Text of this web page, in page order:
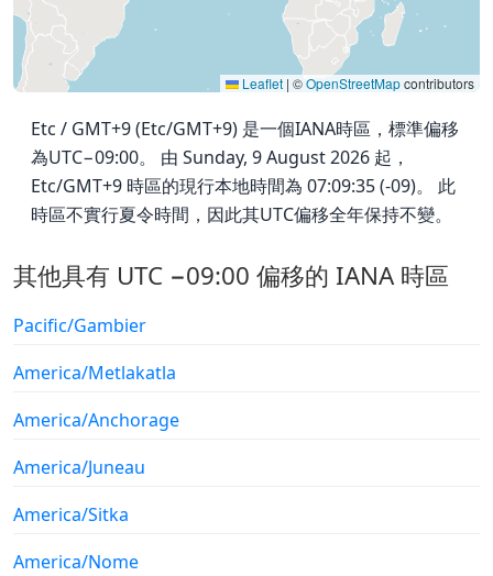
Leaflet | ©OpenStreetMapcontributors
Etc / GMT+9 (Etc/GMT+9) 是一個IANA時區，標準偏移
為UTC−09:00。 由 Sunday, 9 August 2026 起，
Etc/GMT+9 時區的現行本地時間為 07:09:35 (-09)。 此
時區不實行夏令時間，因此其UTC偏移全年保持不變。
其他具有 UTC −09:00 偏移的 IANA 時區
Pacific/Gambier
America/Metlakatla
America/Anchorage
America/Juneau
America/Sitka
America/Nome